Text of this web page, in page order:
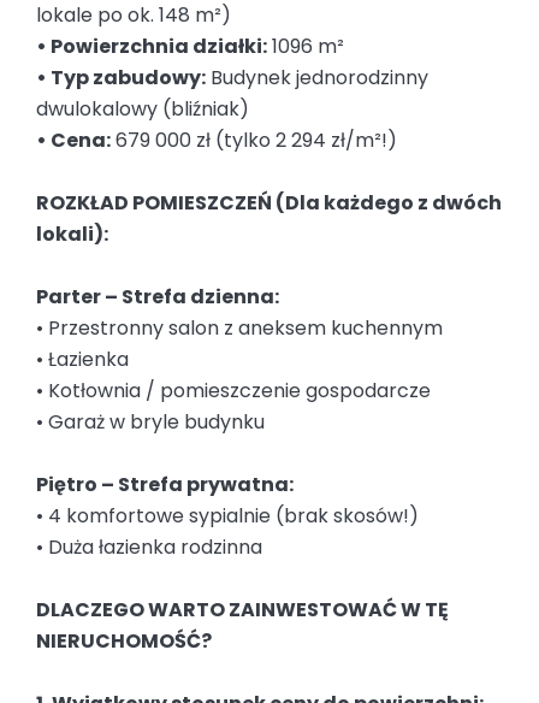
lokale po ok. 148 m²)
• Powierzchnia działki:1096 m²
• Typ zabudowy: Budynek jednorodzinny
dwulokalowy (bliźniak)
• Cena:679 000 zł (tylko 2 294 zł/m²!)
ROZKŁAD POMIESZCZEŃ (Dla każdego z dwóch
lokali):
Parter – Strefa dzienna:
• Przestronny salon z aneksem kuchennym
• Łazienka
• Kotłownia / pomieszczenie gospodarcze
• Garaż w bryle budynku
Piętro – Strefa prywatna:
• 4 komfortowe sypialnie (brak skosów!)
• Duża łazienka rodzinna
DLACZEGO WARTO ZAINWESTOWAĆ W TĘ
NIERUCHOMOŚĆ?